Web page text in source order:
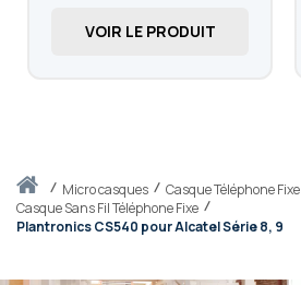
Accueilmicro casques
Casque Téléphone Fixe
Casque Sans Fil Téléphone Fixe
Plantronics CS540 pour Alcatel Série 8, 9
VOIR LE PRODUIT